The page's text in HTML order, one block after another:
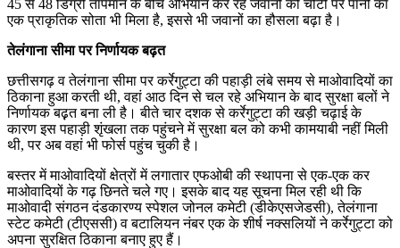
45 से 48 डिग्री तापमान के बीच अभियान कर रहे जवानों को चोटी पर पानी का
एक प्राकृतिक सोता भी मिला है, इससे भी जवानों का हौसला बढ़ा है।
तेलंगाना सीमा पर निर्णायक बढ़त
छत्तीसगढ़ व तेलंगाना सीमा पर कर्रेगुट्टा की पहाड़ी लंबे समय से माओवादियों का
ठिकाना हुआ करती थी, वहां आठ दिन से चल रहे अभियान के बाद सुरक्षा बलों ने
निर्णायक बढ़़त बना ली है। बीते चार दशक से कर्रेगुट्टा की खड़ी चढ़ाई के
कारण इस पहाड़ी शृंखला तक पहुंचने में सुरक्षा बल को कभी कामयाबी नहीं मिली
थी, पर अब वहां भी फोर्स पहुंच चुकी है।
बस्तर में माओवादियों क्षेत्रों में लगातार एफओबी की स्थापना से एक-एक कर
माओवादियों के गढ़ छिनते चले गए। इसके बाद यह सूचना मिल रही थी कि
माओवादी संगठन दंडकारण्य स्पेशल जोनल कमेटी (डीकेएसजेडसी), तेलंगाना
स्टेट कमेटी (टीएससी) व बटालियन नंबर एक के शीर्ष नक्सलियों ने कर्रेगुट्टा को
अपना सुरक्षित ठिकाना बनाए हुए हैं।